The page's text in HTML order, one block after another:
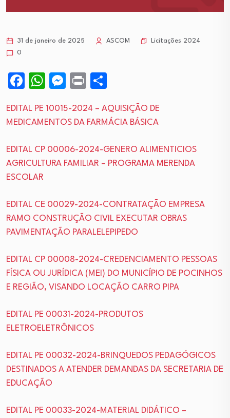
31 de janeiro de 2025 ASCOM
Licitações 2024
0
Facebook
WhatsApp
Messenger
Print
EDITAL PE 10015-2024 – AQUISIÇÃO DE
MEDICAMENTOS DA FARMÁCIA BÁSICA
EDITAL CP 00006-2024-GENERO ALIMENTICIOS
AGRICULTURA FAMILIAR – PROGRAMA MERENDA
ESCOLAR
EDITAL CE 00029-2024-CONTRATAÇÃO EMPRESA
RAMO CONSTRUÇÃO CIVIL EXECUTAR OBRAS
PAVIMENTAÇÃO PARALELEPIPEDO
EDITAL CP 00008-2024-CREDENCIAMENTO PESSOAS
FÍSICA OU JURÍDICA (MEI) DO MUNICÍPIO DE POCINHOS
E REGIÃO, VISANDO LOCAÇÃO CARRO PIPA
EDITAL PE 00031-2024-PRODUTOS
ELETROELETRÔNICOS
EDITAL PE 00032-2024-BRINQUEDOS PEDAGÓGICOS
DESTINADOS A ATENDER DEMANDAS DA SECRETARIA DE
EDUCAÇÃO
EDITAL PE 00033-2024-MATERIAL DIDÁTICO –